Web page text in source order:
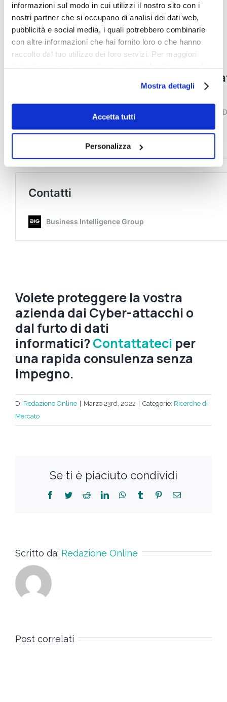
informazioni sul modo in cui utilizzi il nostro sito con i
nostri partner che si occupano di analisi dei dati web,
pubblicità e social media, i quali potrebbero combinarle
con altre informazioni che hai fornito loro o che hanno
raccolto dal tuo utilizzo dei loro servizi. Per maggiori
Mostra dettagli
Accetta tutti
Personalizza
Volete proteggere la vostra
azienda dai Cyber-attacchi o
dal furto di dati
informatici?Contattateci per
una rapida consulenza senza
impegno.
Di Redazione Online Marzo 23rd, 2022 Categorie: Ricerche di
Mercato
Se ti è piaciuto condividi
Scritto da: Redazione Online
Post correlati